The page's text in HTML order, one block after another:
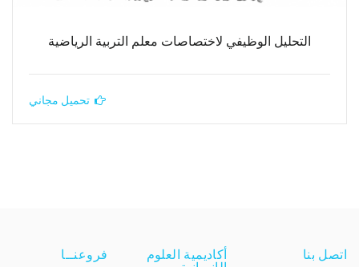
التحليل الوظيفي لاختصاصات معلم التربية الرياضية
تحميل مجاني
اتصل بنا
أكاديمية العلوم
فروعنــا